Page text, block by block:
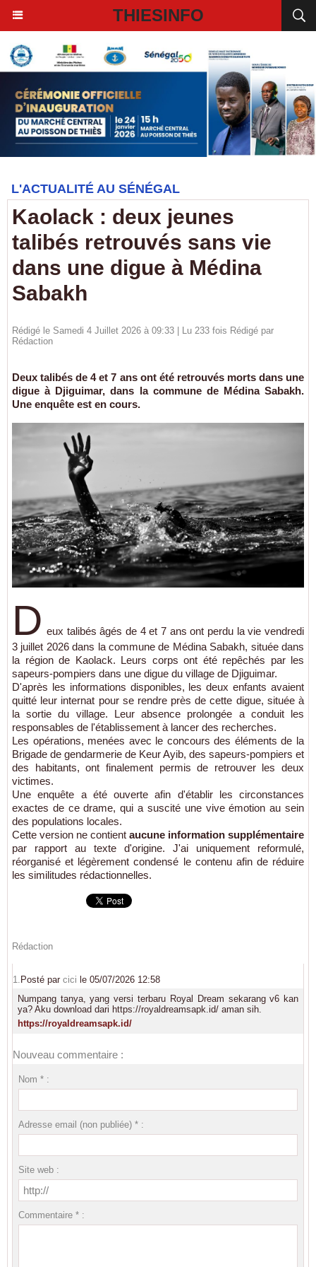
THIESINFO
L'ACTUALITÉ AU SÉNÉGAL
Kaolack : deux jeunes
talibés retrouvés sans vie
dans une digue à Médina
Sabakh
Rédigé le Samedi 4 Juillet 2026 à 09:33 | Lu 233 fois Rédigé par
Rédaction
Deux talibés de 4 et 7 ans ont été retrouvés morts dans une
digue à Djiguimar, dans la commune de Médina Sabakh.
Une enquête est en cours.
D eux talibés âgés de 4 et 7 ans ont perdu la vie vendredi
3 juillet 2026 dans la commune de Médina Sabakh, située dans
la région de Kaolack. Leurs corps ont été repêchés par les
sapeurs-pompiers dans une digue du village de Djiguimar.
D'après les informations disponibles, les deux enfants avaient
quitté leur internat pour se rendre près de cette digue, située à
la sortie du village. Leur absence prolongée a conduit les
responsables de l'établissement à lancer des recherches.
Les opérations, menées avec le concours des éléments de la
Brigade de gendarmerie de Keur Ayib, des sapeurs-pompiers et
des habitants, ont finalement permis de retrouver les deux
victimes.
Une enquête a été ouverte afin d'établir les circonstances
exactes de ce drame, qui a suscité une vive émotion au sein
des populations locales.
Cette version ne contient aucune information supplémentaire
par rapport au texte d'origine. J'ai uniquement reformulé,
réorganisé et légèrement condensé le contenu afin de réduire
les similitudes rédactionnelles.
Rédaction
1. Posté par cici le 05/07/2026 12:58
Numpang tanya, yang versi terbaru Royal Dream sekarang v6 kan
ya? Aku download dari https://royaldreamsapk.id/ aman sih.
https://royaldreamsapk.id/
Nouveau commentaire :
Nom * :
Adresse email (non publiée) * :
Site web :
Commentaire * :